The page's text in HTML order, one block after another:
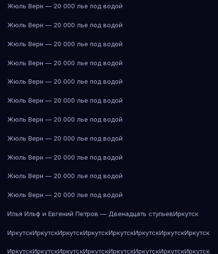
Жюль Верн — 20 000 лье под водой
Жюль Верн — 20 000 лье под водой
Жюль Верн — 20 000 лье под водой
Жюль Верн — 20 000 лье под водой
Жюль Верн — 20 000 лье под водой
Жюль Верн — 20 000 лье под водой
Жюль Верн — 20 000 лье под водой
Жюль Верн — 20 000 лье под водой
Жюль Верн — 20 000 лье под водой
Жюль Верн — 20 000 лье под водой
Жюль Верн — 20 000 лье под водой
Илья Ильф и Евгений Петров — Двенадцать стульевИркутск
ИркутскИркутскИркутскИркутскИркутскИркутскИркутскИркутск
ИркутскИркутскИркутскИркутскИркутскИркутскИркутскИркутск